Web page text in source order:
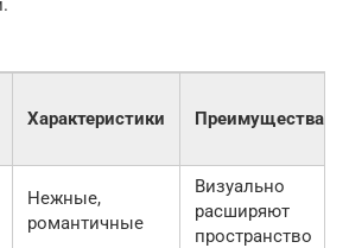
Характеристики Преимущества
Нежные,
романтичные
Визуально
расширяют
пространство